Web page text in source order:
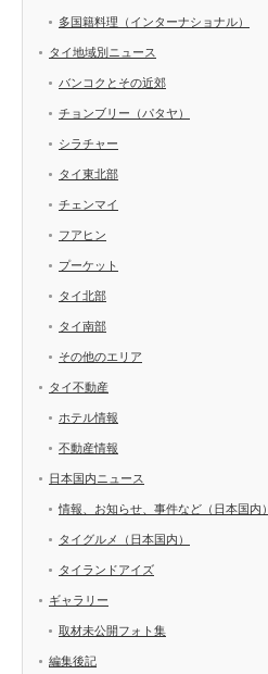
多国籍料理（インターナショナル）
タイ地域別ニュース
バンコクとその近郊
チョンブリー（パタヤ）
シラチャー
タイ東北部
チェンマイ
フアヒン
プーケット
タイ北部
タイ南部
その他のエリア
タイ不動産
ホテル情報
不動産情報
日本国内ニュース
情報、お知らせ、事件など（日本国内）
タイグルメ（日本国内）
タイランドアイズ
ギャラリー
取材未公開フォト集
編集後記